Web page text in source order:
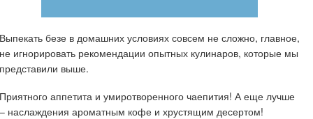
Выпекать безе в домашних условиях совсем не сложно, главное,
не игнорировать рекомендации опытных кулинаров, которые мы
представили выше.
Приятного аппетита и умиротворенного чаепития! А еще лучше
– наслаждения ароматным кофе и хрустящим десертом!